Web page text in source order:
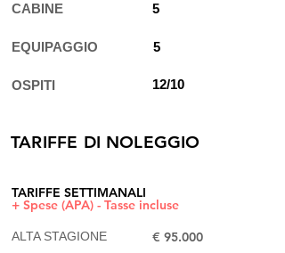
CABINE 5
EQUIPAGGIO 5
OSPITI 12/10
TARIFFE DI NOLEGGIO
TARIFFE SETTIMANALI
+ Spese (APA) - Tasse incluse
ALTA STAGIONE
€ 95.000